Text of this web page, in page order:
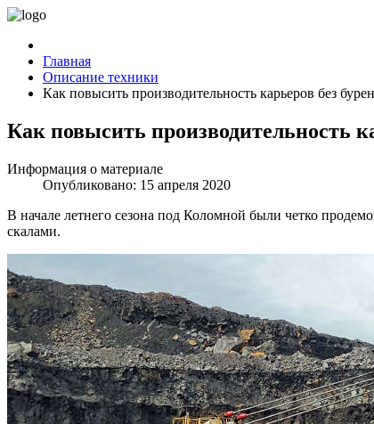
Главная
Описание техники
Как повысить производительность карьеров без
Как повысить производительность
Информация о материале
Опубликовано: 15 апреля 2020
В начале летнего сезона под Коломной были четко
скалами.